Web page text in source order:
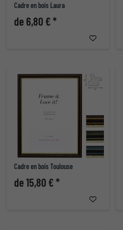
Cadre en bois Laura
de 6,80 € *
Cadre en bois Toulouse
de 15,80 € *